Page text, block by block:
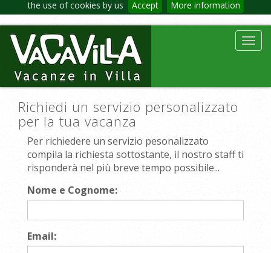
the use of cookies by us Accept More information
Richiedi un servizio personalizzato
per la tua vacanza
Per richiedere un servizio pesonalizzato
compila la richiesta sottostante, il nostro staff ti
risponderà nel più breve tempo possibile...
Nome e Cognome:
Email: